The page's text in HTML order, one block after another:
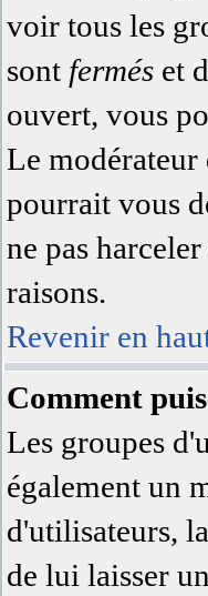
voir tous les
sont fermés et
ouvert, vous
Le
pourrait vous
ne pas
raisons.
Revenir en
Comment
Les groupes
également un
d'utilisateurs,
de lui laisser